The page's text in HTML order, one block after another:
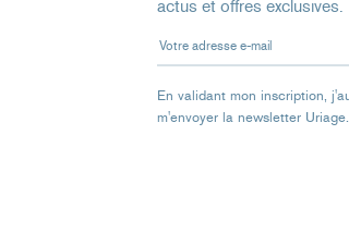
actus et offres exclusives.
Votre adresse e-mail
En validant mon inscription,
m'envoyer la newsletter Uriage.